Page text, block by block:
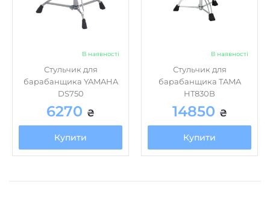
В наявності
барабанщика YAMAHA
6270₴
Купити
В наявності
барабанщика TAMA
14850₴
Купити